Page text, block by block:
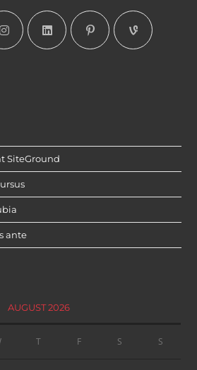
SiteGround
ante
AUGUST 2026
T F S S